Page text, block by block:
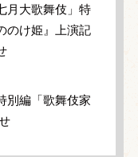
月大歌舞伎」特
のけ姫』上演記
別編「歌舞伎家